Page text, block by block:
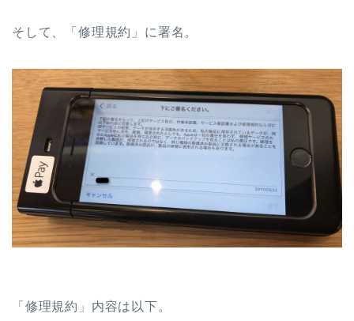
そして、「修理規約」に署名。
「修理規約」内容は以下。